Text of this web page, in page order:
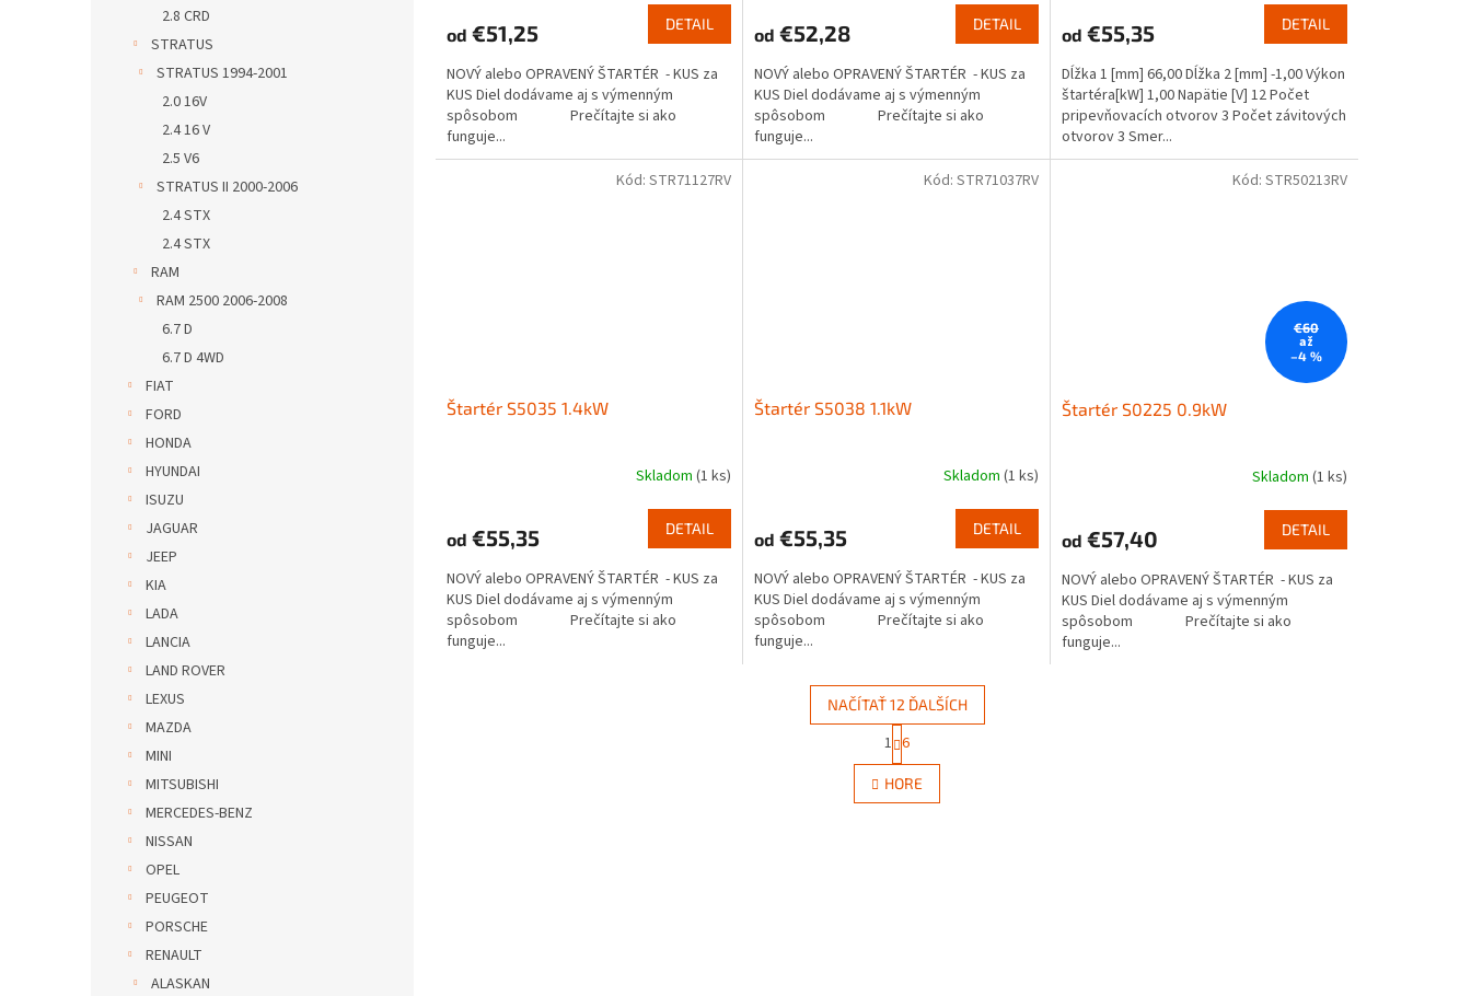
2.8 CRD
STRATUS
STRATUS 1994-2001
2.0 16V
2.4 16 V
2.5 V6
STRATUS II 2000-2006
2.4 STX
2.4 STX
RAM
RAM 2500 2006-2008
6.7 D
6.7 D 4WD
FIAT
FORD
HONDA
HYUNDAI
ISUZU
JAGUAR
JEEP
KIA
LADA
LANCIA
LAND ROVER
LEXUS
MAZDA
MINI
MITSUBISHI
MERCEDES-BENZ
NISSAN
OPEL
PEUGEOT
PORSCHE
RENAULT
ALASKAN
od €51,25 DETAIL
NOVÝ alebo OPRAVENÝ ŠTARTÉR - KUS za
KUS Diel dodávame aj s výmenným
spôsobom Prečítajte si ako
funguje...
od €52,28 DETAIL
NOVÝ alebo OPRAVENÝ ŠTARTÉR - KUS za
KUS Diel dodávame aj s výmenným
spôsobom Prečítajte si ako
funguje...
od €55,35 DETAIL
Dĺžka 1 [mm] 66,00 Dĺžka 2 [mm] -1,00 Výkon
štartéra[kW] 1,00 Napätie [V] 12 Počet
pripevňovacích otvorov 3 Počet závitových
otvorov 3 Smer...
Štartér S5035 1.4kW
Skladom (1 ks)
od €55,35 DETAIL
NOVÝ alebo OPRAVENÝ ŠTARTÉR - KUS za
KUS Diel dodávame aj s výmenným
spôsobom Prečítajte si ako
funguje...
Kód: STR71127RV
Štartér S5038 1.1kW
Skladom (1 ks)
od €55,35 DETAIL
NOVÝ alebo OPRAVENÝ ŠTARTÉR - KUS za
KUS Diel dodávame aj s výmenným
spôsobom Prečítajte si ako
funguje...
Kód: STR71037RV
€60
až
–4 %
Štartér S0225 0.9kW
Skladom (1 ks)
od €57,40 DETAIL
NOVÝ alebo OPRAVENÝ ŠTARTÉR - KUS za
KUS Diel dodávame aj s výmenným
spôsobom Prečítajte si ako
funguje...
Kód: STR50213RV
O
v
l
NAČÍTAŤ 12 ĎALŠÍCH
S
t
r
á
n
1 6
HORE